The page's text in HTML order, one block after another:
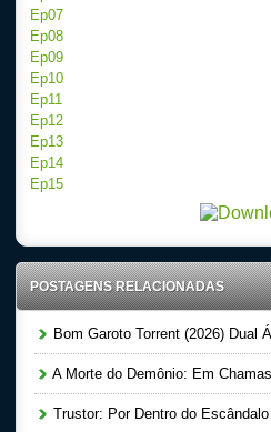
Ep07
Ep08
Ep09
Ep10
Ep11
Ep12
Ep13
Ep14
Ep15
POSTAGENS RELACIONADAS
Bom Garoto Torrent (2026) Dual
A Morte do Demônio: Em Chamas Torrent
Trustor: Por Dentro do Escândalo Financeiro